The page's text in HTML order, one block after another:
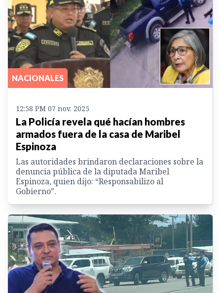
NACIONALES
12:58 PM 07 nov. 2025
La Policía revela qué hacían hombres
armados fuera de la casa de Maribel
Espinoza
Las autoridades brindaron declaraciones sobre la
denuncia pública de la diputada Maribel
Espinoza, quien dijo: “Responsabilizo al
Gobierno”.